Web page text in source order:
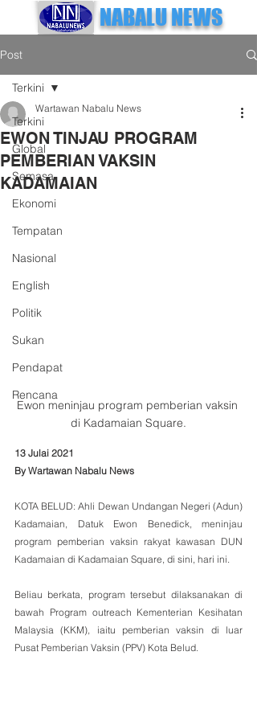
NABALU NEWS
Post
Terkini
Global
Semasa
Ekonomi
Tempatan
Nasional
English
Politik
Sukan
Pendapat
Rencana
Terkini
EWON TINJAU PROGRAM
PEMBERIAN VAKSIN
KADAMAIAN
Wartawan Nabalu News
Ewon meninjau program pemberian vaksin
di Kadamaian Square.
13 Julai 2021
By Wartawan Nabalu News
KOTA BELUD: Ahli Dewan Undangan Negeri (Adun)
Kadamaian, Datuk Ewon Benedick, meninjau
program pemberian vaksin rakyat kawasan DUN
Kadamaian di Kadamaian Square, di sini, hari ini.
Beliau berkata, program tersebut dilaksanakan di
bawah Program outreach Kementerian Kesihatan
Malaysia (KKM), iaitu pemberian vaksin di luar
Pusat Pemberian Vaksin (PPV) Kota Belud.